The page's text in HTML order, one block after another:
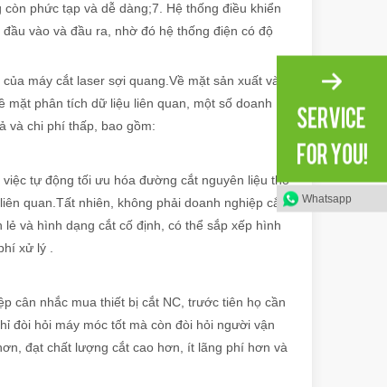
trình nối chất lượng cao. Với độ chính xác, tốc độ và tính linh
công nghệ làm sạch có tác động quan trọng đến hiệu
phức tạp và dễ dàng;7. Hệ thống điều khiển
vào và đầu ra, nhờ đó hệ thống điện có độ
máy cắt laser sợi quang.Về mặt sản xuất và
phân tích dữ liệu liên quan, một số doanh
và chi phí thấp, bao gồm:
tự động tối ưu hóa đường cắt nguyên liệu thô
quan.Tất nhiên, không phải doanh nghiệp cắt
và hình dạng cắt cố định, có thể sắp xếp hình
xử lý .
cân nhắc mua thiết bị cắt NC, trước tiên họ cần
đòi hỏi máy móc tốt mà còn đòi hỏi người vận
đạt chất lượng cắt cao hơn, ít lãng phí hơn và
Whatsapp